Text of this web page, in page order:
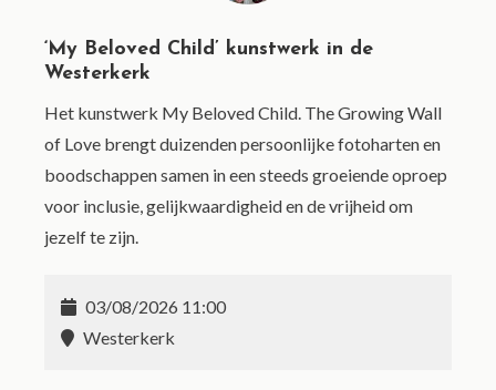
‘My Beloved Child’ kunstwerk in de
Westerkerk
Het kunstwerk My Beloved Child. The Growing Wall
of Love brengt duizenden persoonlijke fotoharten en
boodschappen samen in een steeds groeiende oproep
voor inclusie, gelijkwaardigheid en de vrijheid om
jezelf te zijn.
03/08/2026 11:00
Westerkerk